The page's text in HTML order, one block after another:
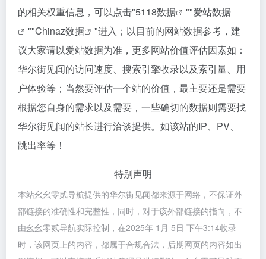
的相关权重信息，可以点击"5118数据 ""爱站数据
""Chinaz数据
"进入；以目前的网站数据参考，建
议大家请以爱站数据为准，更多网站价值评估因素如：
华尔街见闻的访问速度、搜索引擎收录以及索引量、用
户体验等；当然要评估一个站的价值，最主要还是需要
根据您自身的需求以及需要，一些确切的数据则需要找
华尔街见闻的站长进行洽谈提供。如该站的IP、PV、
跳出率等！
特别声明
本站幺幺零贰导航提供的华尔街见闻都来源于网络，不保证外
部链接的准确性和完整性，同时，对于该外部链接的指向，不
由幺幺零贰导航实际控制，在2025年 1月 5日 下午3:14收录
时，该网页上的内容，都属于合规合法，后期网页的内容如出